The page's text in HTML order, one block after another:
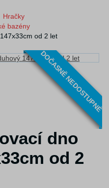
Hračky
bazény
od 2 let
DOČASNĚ NEDOSTUPNÉ
dno
od 2